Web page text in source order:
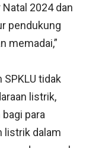
2024 dan
pendukung
memadai,”
tidak
listrik,
para
listrik dalam